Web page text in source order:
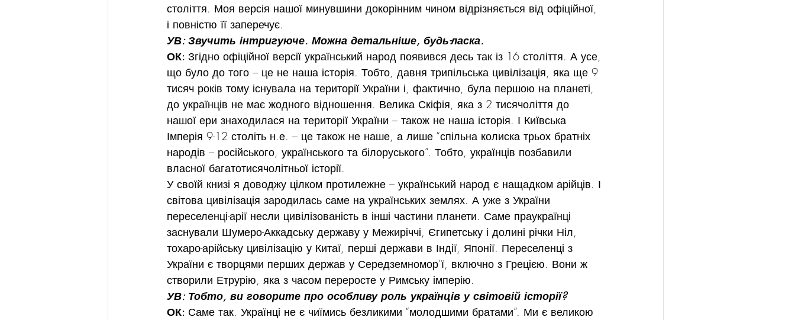
століття. Моя версія нашої минувшини докорінним чином відрізняється від офіційної,
і повністю її заперечує.
УВ: Звучить інтригуюче. Можна детальніше, будь-ласка.
ОК: Згідно офіційної версії український народ появився десь так із 16 століття. А усе,
що було до того – це не наша історія. Тобто, давня трипільська цивілізація, яка ще 9
тисяч років тому існувала на території України і, фактично, була першою на планеті,
до українців не має жодного відношення. Велика Скіфія, яка з 2 тисячоліття до
нашої ери знаходилася на території України – також не наша історія. І Київська
Імперія 9-12 століть н.е. – це також не наше, а лише “спільна колиска трьох братніх
народів – російського, українського та білоруського”. Тобто, українців позбавили
власної багатотисячолітньої історії.
У своїй книзі я доводжу цілком протилежне – український народ є нащадком арійців. І
світова цивілізація зародилась саме на українських землях. А уже з України
переселенці-арії несли цивілізованість в інші частини планети. Саме праукраїнці
заснували Шумеро-Аккадську державу у Межиріччі, Єгипетську і долині річки Ніл,
тохаро-арійську цивілізацію у Китаї, перші держави в Індії, Японії. Переселенці з
України є творцями перших держав у Середземномор’ї, включно з Грецією. Вони ж
створили Етрурію, яка з часом переросте у Римську імперію.
УВ: Тобто, ви говорите про особливу роль українців у світовій історії?
ОК: Саме так. Українці не є чиїмись безликими “молодшими братами”. Ми є великою